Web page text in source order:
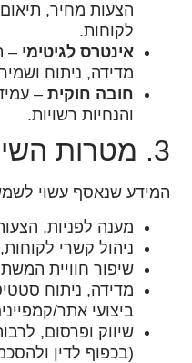
הצעות מחיר,
לקוחות.
אינטרס לגיטימי –
מדידה, ניתוח
חובה חוקית –
והנחיות רשויות.
3. מטרות השימוש במידע
המידע שנאסף עשוי
מענה לפניות,
ניהול קשרי
שיפור חוויית
מדידה, ניתוח
ביצועי אתר/
שיווק ופרסום,
(בכפוף לדין